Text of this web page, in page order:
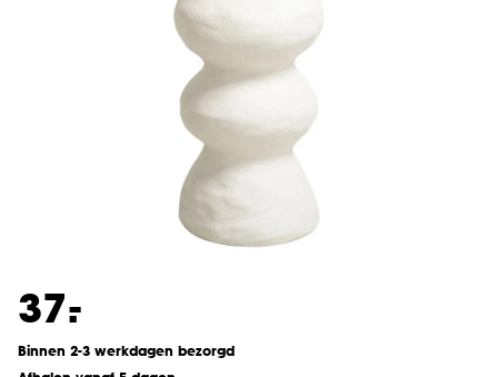
37.
-
Binnen 2-3 werkdagen bezorgd